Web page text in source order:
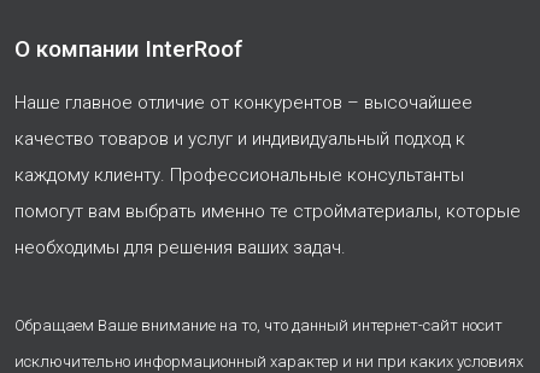
О компании InterRoof
Наше главное отличие от конкурентов – высочайшее
качество товаров и услуг и индивидуальный подход к
каждому клиенту. Профессиональные консультанты
помогут вам выбрать именно те стройматериалы, которые
необходимы для решения ваших задач.
Обращаем Ваше внимание на то, что данный интернет-сайт носит
исключительно информационный характер и ни при каких условиях